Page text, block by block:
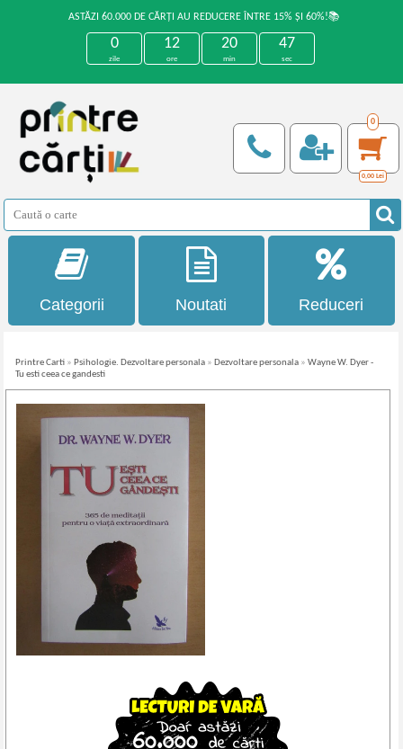
ASTĂZI 60.000 DE CĂRȚI AU REDUCERE ÎNTRE 15% ȘI 60%!📚
0
zile
12
ore
20
min
47
sec
0
0,00 Lei
Categorii Noutati Reduceri
Printre Carti » Psihologie. Dezvoltare personala » Dezvoltare personala »Wayne W. Dyer -
Tu esti ceea ce gandesti